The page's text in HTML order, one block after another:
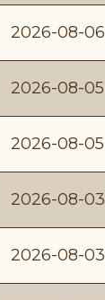
2026-08-06
2026-08-05
2026-08-05
2026-08-03
2026-08-03